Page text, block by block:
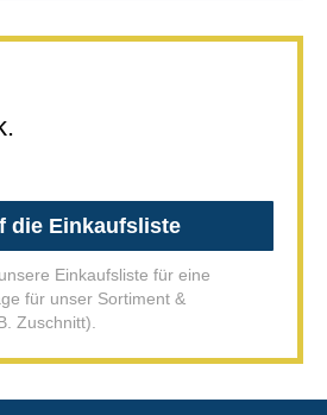
die Einkaufsliste
Einkaufsliste für eine
für unser Sortiment &
Zuschnitt).